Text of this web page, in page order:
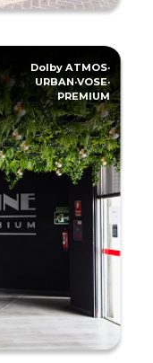
Dolby ATMOS·
URBAN·VOSE·
PREMIUM